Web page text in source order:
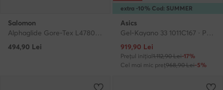
Salomon
Alphaglide Gore-Tex L47802100 · Pantofi pentru alergare
494,90 Lei
extra -10% Cod: SUMMER
Asics
Gel-Kayano 33 1011C167 · Pantofi pentru alergare
Prețul actual
919,90 Lei
Prețul inițial1.112,90 Lei-17%
Cel mai mic preț968,90 Lei-5%